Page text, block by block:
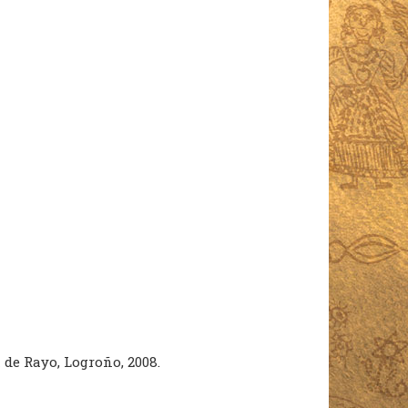
Rayo, Logroño, 2008.